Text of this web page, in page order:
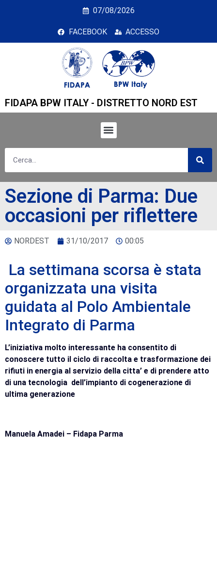
Sezione di Parma:
07/08/2026
FACEBOOK ACCESSO
FIDAPA BPW ITALY - DISTRETTO NORD EST
Sezione di Parma: Due
occasioni per riflettere
NORDEST 31/10/2017 00:05
La settimana scorsa è stata
organizzata una visita
guidata al Polo Ambientale
Integrato di Parma
L’iniziativa molto interessante ha consentito di
conoscere tutto il ciclo di raccolta e trasformazione dei
rifiuti in energia al servizio della citta’ e di prendere atto
di una tecnologia dell’impianto di cogenerazione di
ultima generazione
Manuela Amadei – Fidapa Parma